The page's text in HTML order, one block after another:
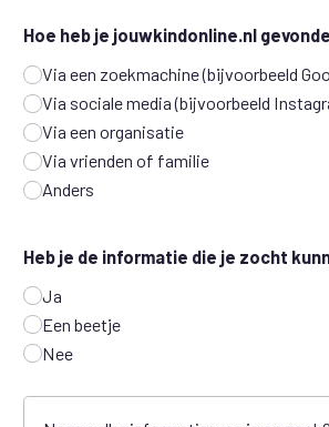
Hoe heb je jouwkindonline.nl
Via een zoekmachine (bijvoorbeeld
Via sociale media (bijvoorbeeld
Via een organisatie
Via vrienden of familie
Anders
Heb je de informatie die je zocht
Ja
Een beetje
Nee